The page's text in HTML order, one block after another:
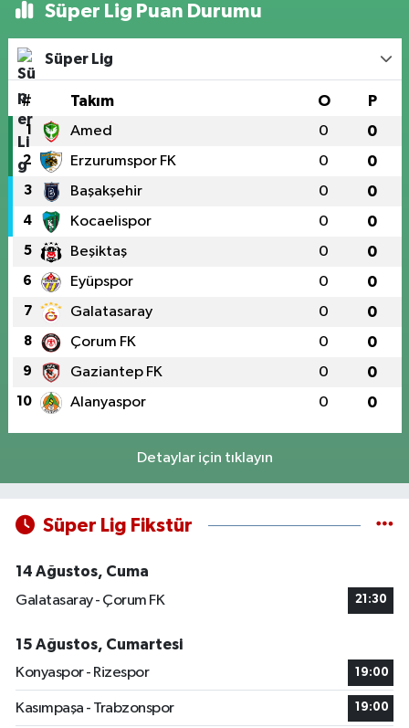
Süper Lig Puan Durumu
Süper Lig
# Takım O P
1 Amed 0 0
2 Erzurumspor FK 0 0
3 Başakşehir 0 0
4 Kocaelispor 0 0
5 Beşiktaş 0 0
6 Eyüpspor 0 0
7 Galatasaray 0 0
8 Çorum FK 0 0
9 Gaziantep FK 0 0
10 Alanyaspor 0 0
Detaylar için tıklayın
Süper Lig Fikstür
14 Ağustos, Cuma
Galatasaray - Çorum FK
21:30
15 Ağustos, Cumartesi
Konyaspor - Rizespor
19:00
Kasımpaşa - Trabzonspor 19:00